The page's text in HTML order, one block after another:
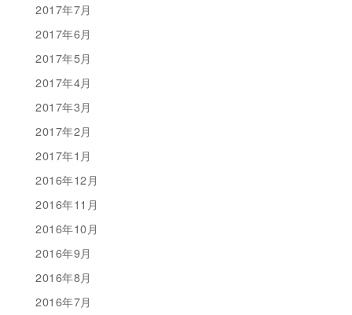
2017年7月
2017年6月
2017年5月
2017年4月
2017年3月
2017年2月
2017年1月
2016年12月
2016年11月
2016年10月
2016年9月
2016年8月
2016年7月